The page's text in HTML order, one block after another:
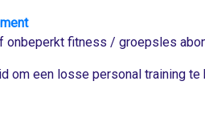
onbeperkt fitness / groepsles
om een losse personal training